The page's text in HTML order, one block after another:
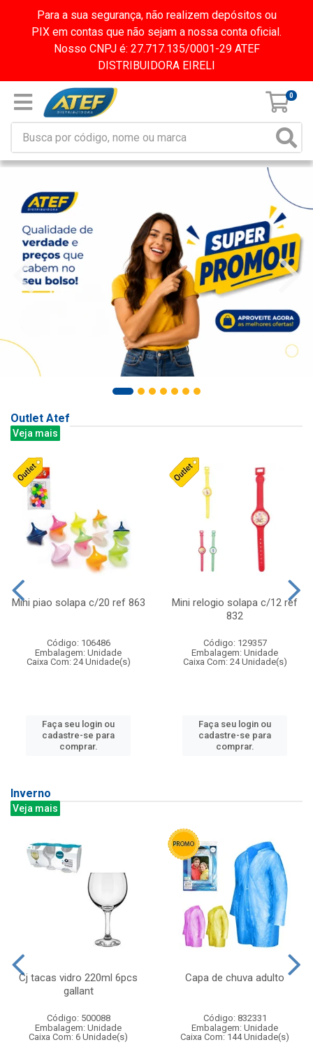
Para a sua segurança, não realizem depósitos ou
PIX em contas que não sejam a nossa conta oficial.
Nosso CNPJ é: 27.717.135/0001-29 ATEF
DISTRIBUIDORA EIRELI
0
Outlet Atef
Veja mais
Mini piao solapa c/20 ref 863
Código: 106486
Embalagem: Unidade
Caixa Com: 24 Unidade(s)
Faça seu login ou
cadastre-se para
comprar.
Mini relogio solapa c/12 ref
832
Código: 129357
Embalagem: Unidade
Caixa Com: 24 Unidade(s)
Faça seu login ou
cadastre-se para
comprar.
Inverno
Veja mais
Cj tacas vidro 220ml 6pcs
gallant
Código: 500088
Embalagem: Unidade
Caixa Com: 6 Unidade(s)
Capa de chuva adulto
Código: 832331
Embalagem: Unidade
Caixa Com: 144 Unidade(s)